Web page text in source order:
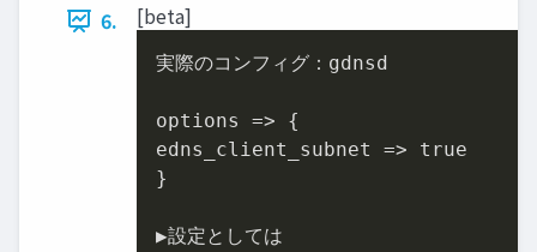
6.
[beta]
実際のコンフィグ：gdnsd
options => {
edns_client_subnet => true
}
▶設定としては